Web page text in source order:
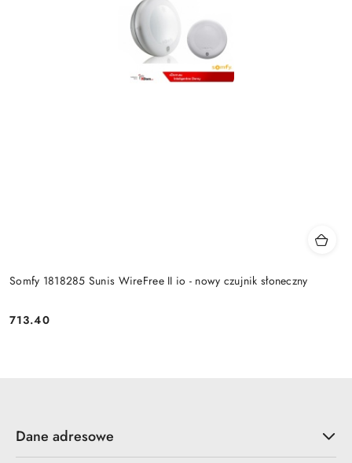
Somfy 1818285 Sunis WireFree II io - nowy czujnik słoneczny
Cena:
713.40
Dane adresowe